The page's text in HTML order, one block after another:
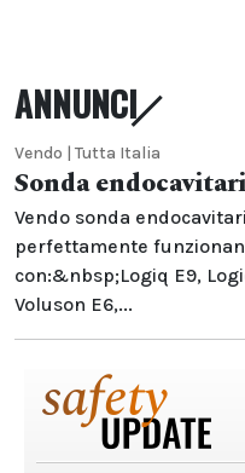
ANNUNCI
Vendo | Tutta Italia
Sonda
Vendo sonda
perfettamente
con:&nbsp;Logiq E9,
Voluson E6,...